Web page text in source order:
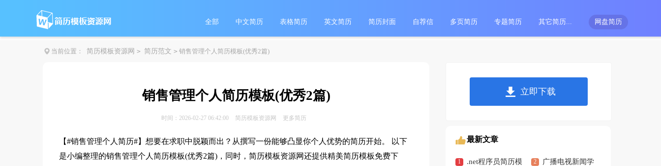
全部 中文简历 表格简历 英文简历 简历封面 自荐信 多页简历 专题简历 其它简历... 网盘简历
当前位置： 简历模板资源网 > 简历范文 > 销售管理个人简历模板(优秀2篇)
销售管理个人简历模板(优秀2篇)
时间：2026-02-27 06:42:00 简历模板资源网 更多简历
【#销售管理个人简历#】想要在求职中脱颖而出？从撰写一份能够凸显你个人优势的简历开始。 以下
是小编整理的销售管理个人简历模板(优秀2篇)，同时，简历模板资源网还提供精美简历模板免费下
立即下载
最新文章
.net程序员简历模 广播电视新闻学